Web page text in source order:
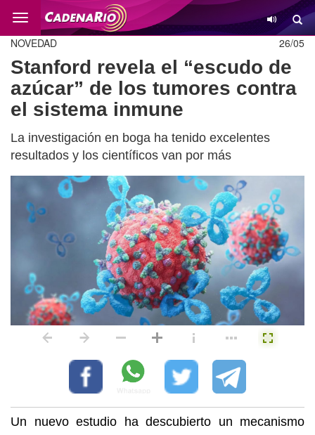
Cambio
26/05
NOVEDAD
Stanford revela el “escudo de
azúcar” de los tumores contra
el sistema inmune
La investigación en boga ha tenido excelentes
resultados y los científicos van por más
Un nuevo estudio ha descubierto un mecanismo